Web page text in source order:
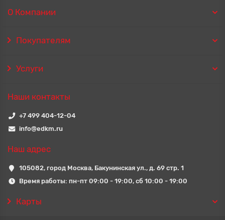
О Компании
Покупателям
Услуги
Наши контакты
+7 499 404-12-04
info@edkm.ru
Наш адрес
105082, город Москва, Бакунинская ул., д. 69 стр. 1
Время работы: пн-пт 09:00 - 19:00, сб 10:00 - 19:00
Карты